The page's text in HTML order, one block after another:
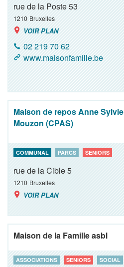
rue de la Poste 53
1210 Bruxelles
VOIR PLAN
02 219 70 62
www.maisonfamille.be
Maison de repos Anne Sylvie
Mouzon (CPAS)
COMMUNAL PARCS SENIORS
rue de la Cible 5
1210 Bruxelles
VOIR PLAN
Maison de la Famille asbl
ASSOCIATIONS SENIORS SOCIAL